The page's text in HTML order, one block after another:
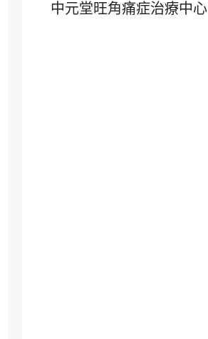
中元堂旺角痛症治療中心